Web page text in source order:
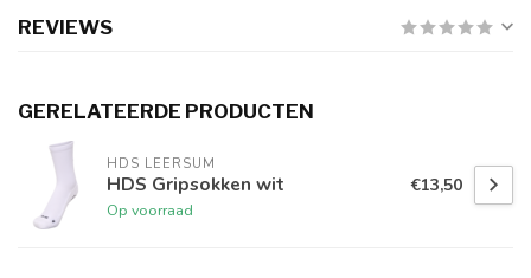
REVIEWS
GERELATEERDE PRODUCTEN
HDS LEERSUM
HDS Gripsokken wit
Op voorraad
€13,50